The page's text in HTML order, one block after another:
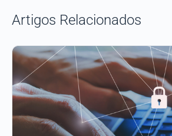
Artigos Relacionados